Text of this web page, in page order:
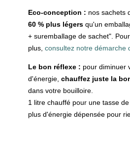
Eco-conception : nos sachets
60 % plus légersqu'un
+ suremballage de sachet".
plus, consultez notre démarche
Le bon réflexe : pour diminuer
d'énergie, chauffez juste la
dans votre bouilloire.
1 litre chauffé pour une tasse
plus d'énergie dépensée pour